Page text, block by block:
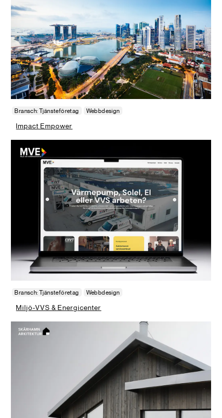
Bransch: Tjänsteföretag Webbdesign
Impact Empower
Bransch: Tjänsteföretag Webbdesign
Miljö-VVS & Energicenter